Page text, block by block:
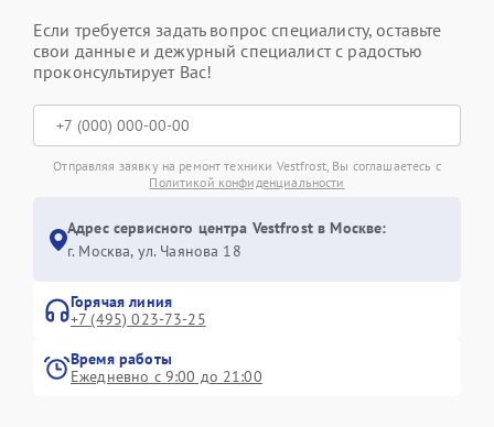
Если требуется задать вопрос специалисту, оставьте
свои данные и дежурный специалист с радостью
проконсультирует Вас!
Отправляя заявку на ремонт техники Vestfrost, Вы соглашаетесь с
Политикой конфиденциальности
Адрес сервисного центра Vestfrost в Москве:
г. Москва, ул. Чаянова 18
Горячая линия
+7 (495) 023-73-25
Время работы
Ежедневно с 9:00 до 21:00